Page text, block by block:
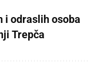
i odraslih osoba
Trepča